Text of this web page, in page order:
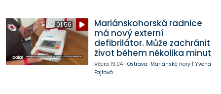
01:56
Mariánskohorská radnice
má nový externí
defibrilátor. Může zachránit
život během několika minut
Včera 19:04| Ostrava-Mariánské hory| Yvona
Fajtová